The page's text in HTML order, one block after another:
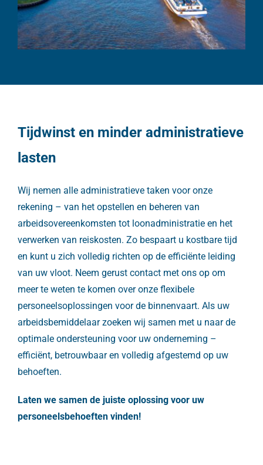
Tijdwinst en minder administratieve
lasten
Wij nemen alle administratieve taken voor onze
rekening – van het opstellen en beheren van
arbeidsovereenkomsten tot loonadministratie en het
verwerken van reiskosten. Zo bespaart u kostbare tijd
en kunt u zich volledig richten op de efficiënte leiding
van uw vloot. Neem gerust contact met ons op om
meer te weten te komen over onze flexibele
personeelsoplossingen voor de binnenvaart. Als uw
arbeidsbemiddelaar zoeken wij samen met u naar de
optimale ondersteuning voor uw onderneming –
efficiënt, betrouwbaar en volledig afgestemd op uw
behoeften.
Laten we samen de juiste oplossing voor uw
personeelsbehoeften vinden!